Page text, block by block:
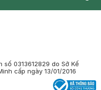
0313612829 do Sở Kế
cấp ngày 13/01/2016